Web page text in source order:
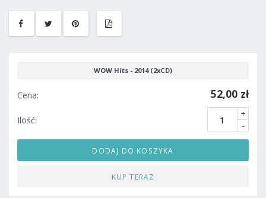
WOW Hits - 2014 (2xCD)
Cena: 52,00 zł
Ilość:
+
-
DODAJ DO KOSZYKA
KUP TERAZ